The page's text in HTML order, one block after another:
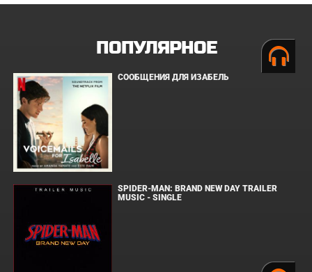
ПОПУЛЯРНОЕ
СООБЩЕНИЯ ДЛЯ ИЗАБЕЛЬ
SPIDER-MAN: BRAND NEW DAY TRAILER
MUSIC - SINGLE